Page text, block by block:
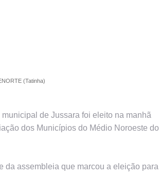
(Tatinha)
de Jussara foi eleito na manhã
dos Municípios do Médio Noroeste do
da assembleia que marcou a eleição para